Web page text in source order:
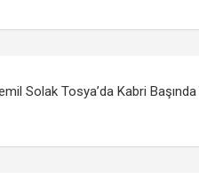
Solak Tosya’da Kabri Başında